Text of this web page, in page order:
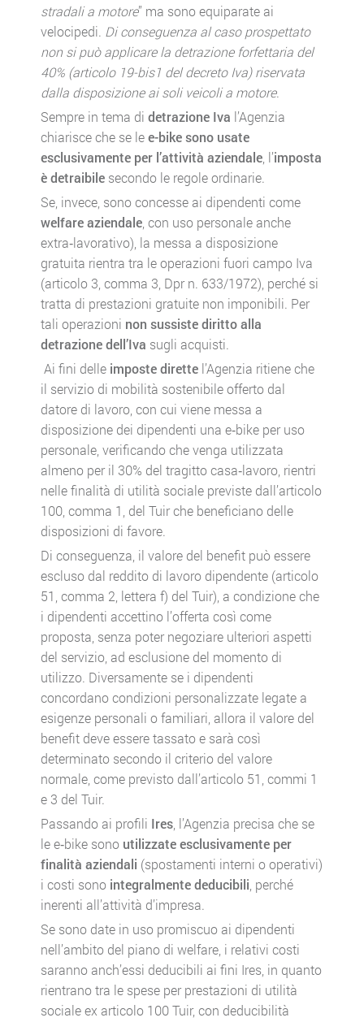
stradali a motore” ma sono equiparate ai
velocipedi. Di conseguenza al caso prospettato
non si può applicare la detrazione forfettaria del
40% (articolo 19-bis1 del decreto Iva) riservata
dalla disposizione ai soli veicoli a motore.
Sempre in tema di detrazione Iva l’Agenzia
chiarisce che se lee-bike sono usate
esclusivamente per l’attività aziendale , l’imposta
è detraibile secondo le regole ordinarie.
Se, invece, sono concesse ai dipendenti come
welfare aziendale , con uso personale anche
extra‑lavorativo), la messa a disposizione
gratuita rientra tra le operazioni fuori campo Iva
(articolo 3, comma 3, Dpr n. 633/1972), perché si
tratta di prestazioni gratuite non imponibili. Per
tali operazioni non sussiste diritto alla
detrazione dell’Iva sugli acquisti.
Ai fini delle imposte dirette l’Agenzia ritiene che
il servizio di mobilità sostenibile offerto dal
datore di lavoro, con cui viene messa a
disposizione dei dipendenti una e‑bike per uso
personale, verificando che venga utilizzata
almeno per il 30% del tragitto casa‑lavoro, rientri
nelle finalità di utilità sociale previste dall’articolo
100, comma 1, del Tuir che beneficiano delle
disposizioni di favore.
Di conseguenza, il valore del benefit può essere
escluso dal reddito di lavoro dipendente (articolo
51, comma 2, lettera f) del Tuir), a condizione che
i dipendenti accettino l’offerta così come
proposta, senza poter negoziare ulteriori aspetti
del servizio, ad esclusione del momento di
utilizzo. Diversamente se i dipendenti
concordano condizioni personalizzate legate a
esigenze personali o familiari, allora il valore del
benefit deve essere tassato e sarà così
determinato secondo il criterio del valore
normale, come previsto dall’articolo 51, commi 1
e 3 del Tuir.
Passando ai profili Ires , l’Agenzia precisa che se
le e‑bike sono utilizzate esclusivamente per
finalità aziendali (spostamenti interni o operativi)
i costi sono integralmente deducibili , perché
inerenti all’attività d’impresa.
Se sono date in uso promiscuo ai dipendenti
nell’ambito del piano di welfare, i relativi costi
saranno anch’essi deducibili ai fini Ires, in quanto
rientrano tra le spese per prestazioni di utilità
sociale ex articolo 100 Tuir, con deducibilità